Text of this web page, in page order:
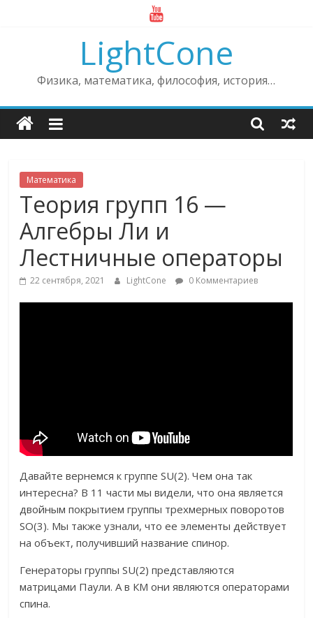
LightCone
Физика, математика, философия, история…
Математика
Теория групп 16 —
Алгебры Ли и
Лестничные операторы
22 сентября, 2021 LightCone 0 Комментариев
Давайте вернемся к группе SU(2). Чем она так
интересна? В 11 части мы видели, что она является
двойным покрытием группы трехмерных поворотов
SO(3). Мы также узнали, что ее элементы действует
на объект, получивший название спинор.
Генераторы группы SU(2) представляются
матрицами Паули. А в КМ они являются операторами
спина.